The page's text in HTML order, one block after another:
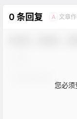
0 条回复 A 文章
您必须